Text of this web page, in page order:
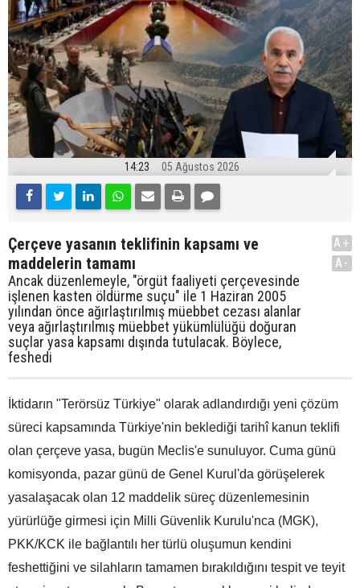
14:23 05 Ağustos 2026
Çerçeve yasanın teklifinin kapsamı ve
maddelerin tamamı
Ancak düzenlemeyle, "örgüt faaliyeti çerçevesinde
işlenen kasten öldürme suçu" ile 1 Haziran 2005
yılından önce ağırlaştırılmış müebbet cezası alanlar
veya ağırlaştırılmış müebbet yükümlülüğü doğuran
suçlar yasa kapsamı dışında tutulacak. Böylece,
feshedi
A+
A-
İktidarın "Terörsüz Türkiye" olarak adlandırdığı yeni çözüm
süreci kapsamında Türkiye'nin beklediği tarihî kanun teklifi
olan çerçeve yasa, bugün Meclis'e sunuluyor. Cuma günü
komisyonda, pazar günü de Genel Kurul'da görüşelerek
yasalaşacak olan 12 maddelik süreç düzenlemesinin
yürürlüğe girmesi için Milli Güvenlik Kurulu'nca (MGK),
PKK/KCK ile bağlantılı her türlü oluşumun kendini
feshettiğini ve silahların tamamen bırakıldığını tespit ve teyit